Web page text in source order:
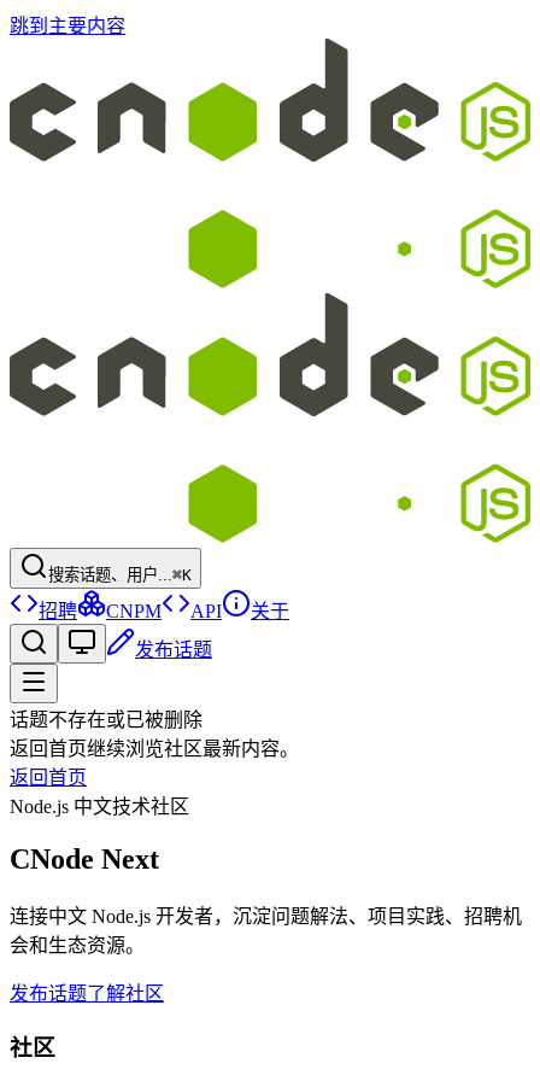
跳到主要内容
搜索话题、用户...⌘K
招聘 CNPM API
关于
发布话题
话题不存在或已被删除
返回首页继续浏览社区最新内容。
返回首页
Node.js 中文技术社区
CNode Next
连接中文 Node.js 开发者，沉淀问题解法、项目实践、招聘机
会和生态资源。
发布话题了解社区
社区